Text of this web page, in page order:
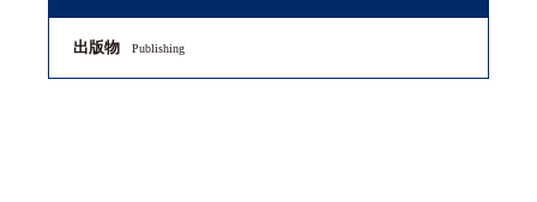
出版物 Publishing